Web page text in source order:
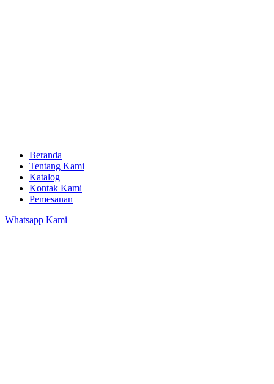
Beranda
Tentang Kami
Katalog
Kontak Kami
Pemesanan
Whatsapp Kami